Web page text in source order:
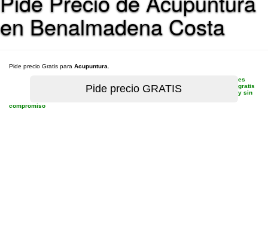
en Benalmadena Costa
Pide precio Gratis para Acupuntura
es
gratis
y sin
compromiso